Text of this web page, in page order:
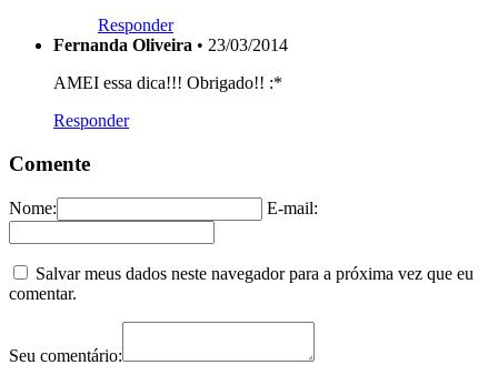
Responder
Fernanda Oliveira • 23/03/2014
AMEI essa dica!!! Obrigado!! :*
Responder
Comente
Nome: E-mail:
Salvar meus dados neste navegador para a próxima vez que eu
comentar.
Seu comentário: